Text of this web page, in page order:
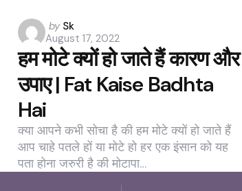
Posted
by
by Sk
August 17, 2022
हम मोटे क्यों हो जाते हैं कारण और
उपाए | Fat Kaise Badhta
Hai
क्या आपने कभी सोचा है की हम मोटे क्यों हो जाते हैं
आप चाहे पतले हों या मोटे हो हर एक इंसान को यह
पता होना जरुरी है की मोटापा…